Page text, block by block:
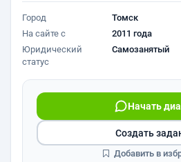
Город
Томск
На сайте с
2011 года
Юридический
статус
Самозанятый
Начать
Создать
Добавить в